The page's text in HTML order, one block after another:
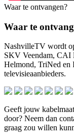
Waar te ontvangen?
Waar te
NashvilleTV wordt
SKV Veendam, CAI
Helmond, TriNed en
televisieaanbieders.
Geeft jouw
door? Neem dan
graag zou willen